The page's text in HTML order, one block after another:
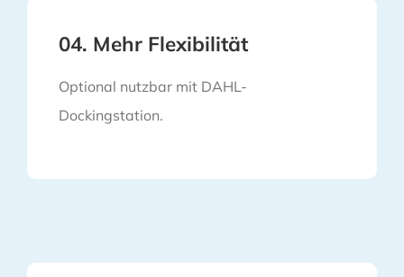
04. Mehr Flexibilität
Optional nutzbar mit DAHL-
Dockingstation.